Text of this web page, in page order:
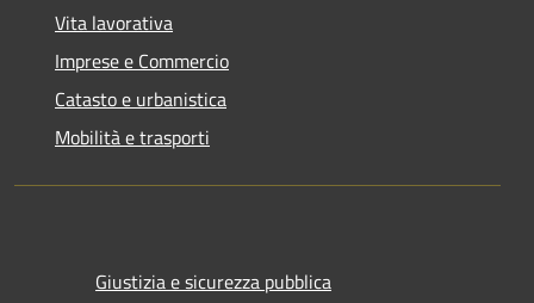
Vita lavorativa
Imprese e Commercio
Catasto e urbanistica
Mobilità e trasporti
Giustizia e sicurezza pubblica